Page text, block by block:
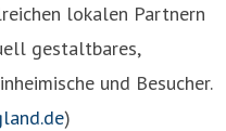
lokalen Partnern
gestaltbares,
und Besucher.
)